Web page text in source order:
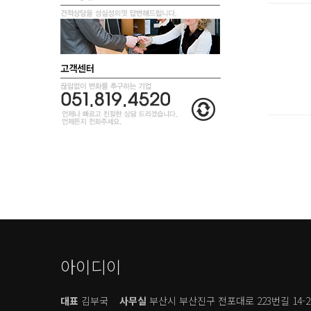
아이디이
대표 김부국 사무실 부산시 부산진구 전포대로 223번길 14-